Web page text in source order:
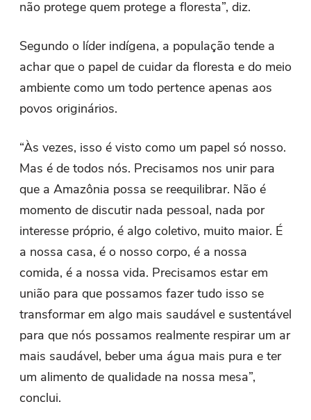
não protege quem protege a floresta”, diz.
Segundo o líder indígena, a população tende a
achar que o papel de cuidar da floresta e do meio
ambiente como um todo pertence apenas aos
povos originários.
“Às vezes, isso é visto como um papel só nosso.
Mas é de todos nós. Precisamos nos unir para
que a Amazônia possa se reequilibrar. Não é
momento de discutir nada pessoal, nada por
interesse próprio, é algo coletivo, muito maior. É
a nossa casa, é o nosso corpo, é a nossa
comida, é a nossa vida. Precisamos estar em
união para que possamos fazer tudo isso se
transformar em algo mais saudável e sustentável
para que nós possamos realmente respirar um ar
mais saudável, beber uma água mais pura e ter
um alimento de qualidade na nossa mesa”,
conclui.